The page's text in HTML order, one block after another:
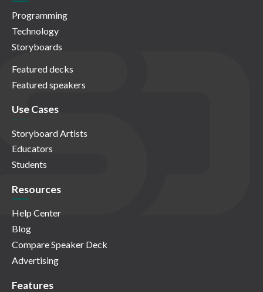
Programming
Technology
Storyboards
Featured decks
Featured speakers
Use Cases
Storyboard Artists
Educators
Students
Resources
Help Center
Blog
Compare Speaker Deck
Advertising
Features